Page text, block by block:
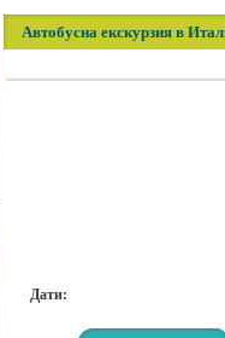
Автобусна екскурзия в
Дати: